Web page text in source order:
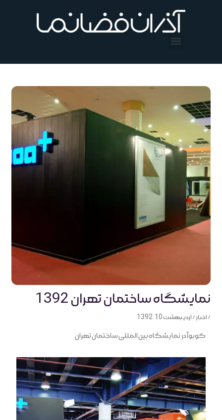
نمایشگاه ساختمان تهران 1392
/اخبار/اردیبهشت 10, 1392
کوبوآ در نمایشگاه بین المللی ساختمان تهران